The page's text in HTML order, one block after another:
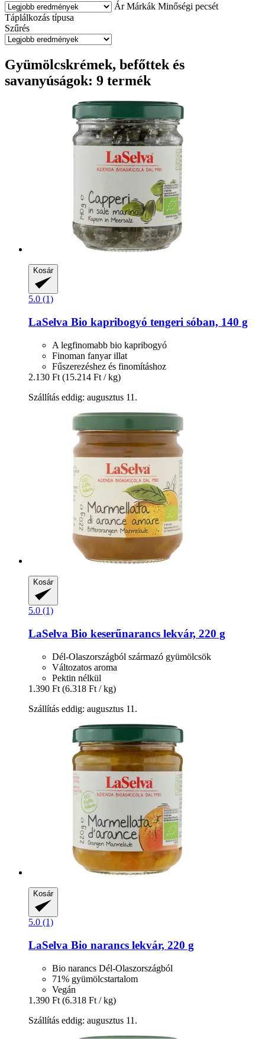
Ár Márkák Minőségi pecsét
Táplálkozás típusa
Szűrés
Gyümölcskrémek, befőttek és
savanyúságok: 9 termék
Kosár
5.0 (1)
LaSelva Bio kapribogyó tengeri sóban, 140 g
A legfinomabb bio kapribogyó
Finoman fanyar illat
Fűszerezéshez és finomításhoz
2.130 Ft (15.214 Ft / kg)
Szállítás eddig: augusztus 11.
Kosár
5.0 (1)
LaSelva Bio keserűnarancs lekvár, 220 g
Dél-Olaszországból származó gyümölcsök
Változatos aroma
Pektin nélkül
1.390 Ft (6.318 Ft / kg)
Szállítás eddig: augusztus 11.
Kosár
5.0 (1)
LaSelva Bio narancs lekvár, 220 g
Bio narancs Dél-Olaszországból
71% gyümölcstartalom
Vegán
1.390 Ft (6.318 Ft / kg)
Szállítás eddig: augusztus 11.